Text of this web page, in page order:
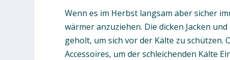
Wenn es im Herbst langsam aber sicher
wärmer anzuziehen. Die dicken Jacken
geholt, um sich vor der Kälte zu schützen.
Accessoires, um der schleichenden Kälte